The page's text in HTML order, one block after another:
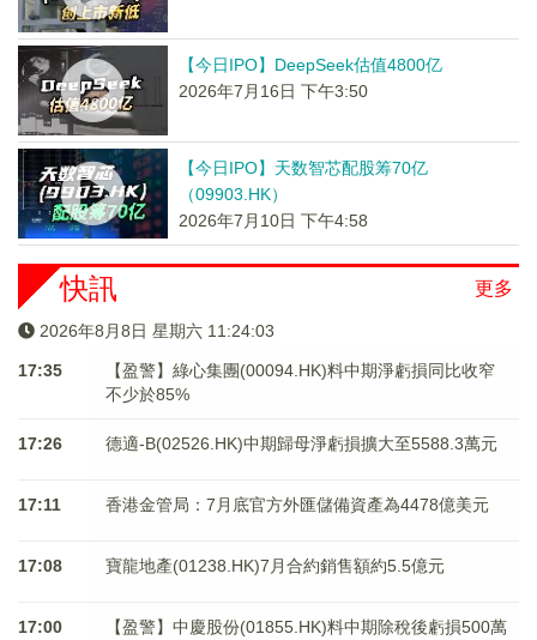
【今日IPO】DeepSeek估值4800亿
2026年7月16日 下午3:50
【今日IPO】天数智芯配股筹70亿
（09903.HK）
2026年7月10日 下午4:58
更多
快訊
2026年8月8日 星期六 11:24:04
17:35
【盈警】綠心集團(00094.HK)料中期淨虧損同比收窄
不少於85%
17:26 德適-B(02526.HK)中期歸母淨虧損擴大至5588.3萬元
17:11 香港金管局：7月底官方外匯儲備資產為4478億美元
17:08 寶龍地產(01238.HK)7月合約銷售額約5.5億元
17:00
【盈警】中慶股份(01855.HK)料中期除稅後虧損500萬